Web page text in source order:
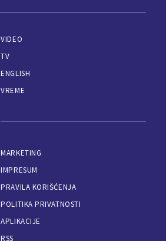
VIDEO
TV
ENGLISH
VREME
MARKETING
IMPRESUM
PRAVILA KORIŠĆENJA
POLITIKA PRIVATNOSTI
APLIKACIJE
RSS